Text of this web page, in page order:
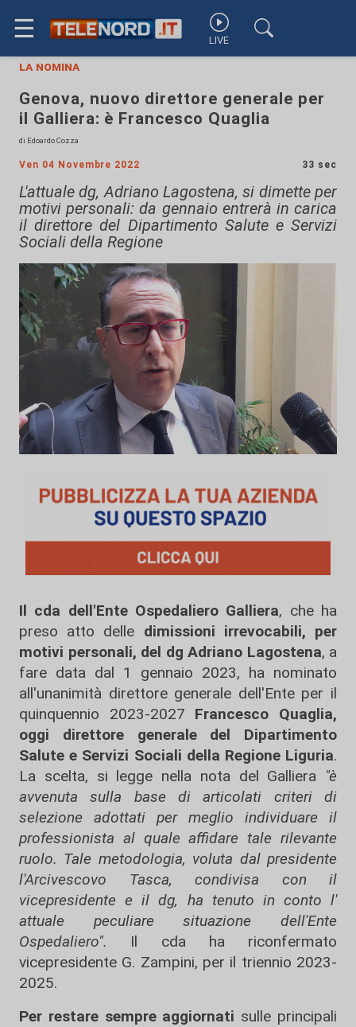
☰ LIVE
la nomina
Genova, nuovo direttore generale per
il Galliera: è Francesco Quaglia
di Edoardo Cozza
Ven 04 Novembre 2022 33 sec
L'attuale dg, Adriano Lagostena, si dimette per
motivi personali: da gennaio entrerà in carica
il direttore del Dipartimento Salute e Servizi
Sociali della Regione
Il cda dell'Ente Ospedaliero Galliera, che ha
preso atto delle dimissioni irrevocabili, per
motivi personali, del dg Adriano Lagostena, a
fare data dal 1 gennaio 2023, ha nominato
all'unanimità direttore generale dell'Ente per il
quinquennio 2023-2027 Francesco Quaglia,
oggi direttore generale del Dipartimento
Salute e Servizi Sociali della Regione Liguria.
La scelta, si legge nella nota del Galliera "è
avvenuta sulla base di articolati criteri di
selezione adottati per meglio individuare il
professionista al quale affidare tale rilevante
ruolo. Tale metodologia, voluta dal presidente
l'Arcivescovo Tasca, condivisa con il
vicepresidente e il dg, ha tenuto in conto l'
attuale peculiare situazione dell'Ente
Ospedaliero". Il cda ha riconfermato
vicepresidente G. Zampini, per il triennio 2023-
2025.
Per restare sempre aggiornati sulle principali